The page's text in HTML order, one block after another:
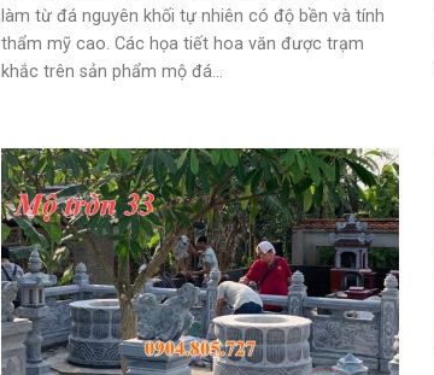
làm từ đá nguyên khối tự nhiên có độ bền và tính
thẩm mỹ cao. Các họa tiết hoa văn được trạm
khắc trên sản phẩm mộ đá...